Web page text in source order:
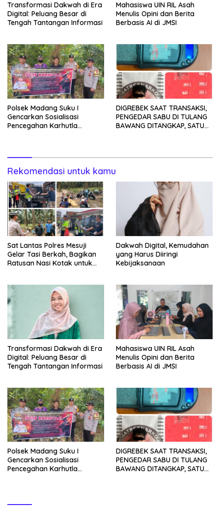
Transformasi Dakwah di Era
Digital: Peluang Besar di
Tengah Tantangan Informasi
Mahasiswa UIN RIL Asah
Menulis Opini dan Berita
Berbasis AI di JMSI
Polsek Madang Suku I
Gencarkan Sosialisasi
Pencegahan Karhutla
DIGREBEK SAAT TRANSAKSI,
PENGEDAR SABU DI TULANG
BAWANG DITANGKAP, SATU
Rekomendasi untuk kamu
Sat Lantas Polres Mesuji
Gelar Tasi Berkah, Bagikan
Ratusan Nasi Kotak untuk
Dakwah Digital, Kemudahan
yang Harus Diiringi
Kebijaksanaan
Transformasi Dakwah di Era
Digital: Peluang Besar di
Tengah Tantangan Informasi
Mahasiswa UIN RIL Asah
Menulis Opini dan Berita
Berbasis AI di JMSI
Polsek Madang Suku I
Gencarkan Sosialisasi
Pencegahan Karhutla
DIGREBEK SAAT TRANSAKSI,
PENGEDAR SABU DI TULANG
BAWANG DITANGKAP, SATU